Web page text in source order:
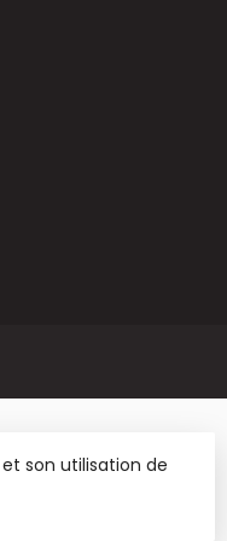
son utilisation de